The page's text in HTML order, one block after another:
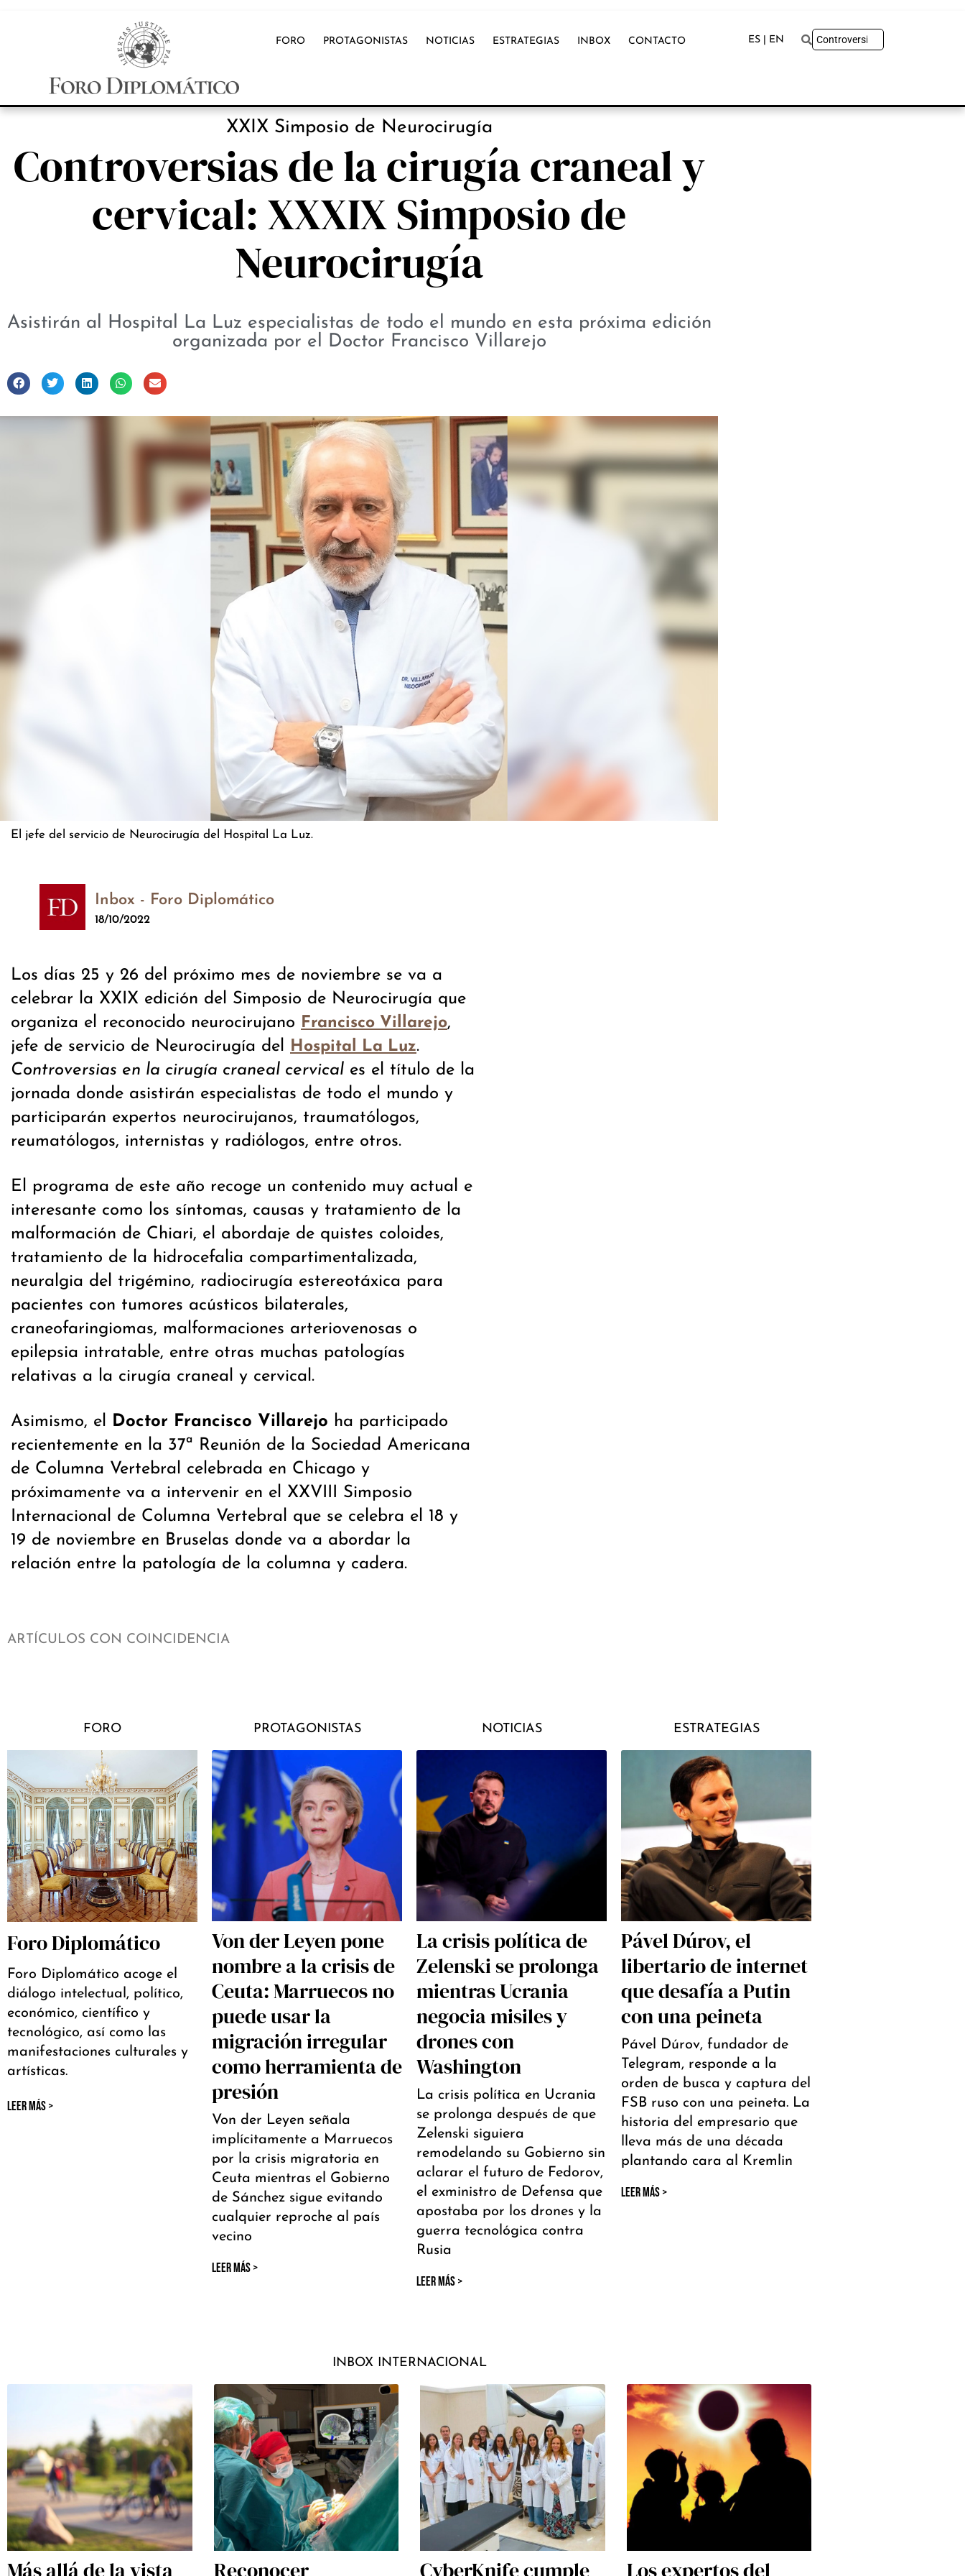
FORO PROTAGONISTAS NOTICIAS ESTRATEGIAS INBOX CONTACTO ES | EN
XXIX Simposio de Neurocirugía
Controversias de la cirugía craneal y
cervical: XXXIX Simposio de
Neurocirugía
Asistirán al Hospital La Luz especialistas de todo el mundo en esta próxima edición
organizada por el Doctor Francisco Villarejo
El jefe del servicio de Neurocirugía del Hospital La Luz.
Inbox - Foro Diplomático
18/10/2022
Los días 25 y 26 del próximo mes de noviembre se va a
celebrar la XXIX edición del Simposio de Neurocirugía que
organiza el reconocido neurocirujano Francisco Villarejo,
jefe de servicio de Neurocirugía del
Hospital La Luz.
Controversias en la cirugía craneal cervical es el título de la
jornada donde asistirán especialistas de todo el mundo y
participarán expertos neurocirujanos, traumatólogos,
reumatólogos, internistas y radiólogos, entre otros.
El programa de este año recoge un contenido muy actual e
interesante como los síntomas, causas y tratamiento de la
malformación de Chiari, el abordaje de quistes coloides,
tratamiento de la hidrocefalia compartimentalizada,
neuralgia del trigémino, radiocirugía estereotáxica para
pacientes con tumores acústicos bilaterales,
craneofaringiomas, malformaciones arteriovenosas o
epilepsia intratable, entre otras muchas patologías
relativas a la cirugía craneal y cervical.
Asimismo, el Doctor Francisco Villarejo ha participado
recientemente en la 37ª Reunión de la Sociedad Americana
de Columna Vertebral celebrada en Chicago y
próximamente va a intervenir en el XXVIII Simposio
Internacional de Columna Vertebral que se celebra el 18 y
19 de noviembre en Bruselas donde va a abordar la
relación entre la patología de la columna y cadera.
ARTÍCULOS CON COINCIDENCIA
FORO
Foro Diplomático
Foro Diplomático acoge el
diálogo intelectual, político,
económico, científico y
tecnológico, así como las
manifestaciones culturales y
artísticas.
LEER MÁS >
PROTAGONISTAS
Von der Leyen pone
nombre a la crisis de
Ceuta: Marruecos no
puede usar la
migración irregular
como herramienta de
presión
Von der Leyen señala
implícitamente a Marruecos
por la crisis migratoria en
Ceuta mientras el Gobierno
de Sánchez sigue evitando
cualquier reproche al país
vecino
LEER MÁS >
NOTICIAS
La crisis política de
Zelenski se prolonga
mientras Ucrania
negocia misiles y
drones con
Washington
La crisis política en Ucrania
se prolonga después de que
Zelenski siguiera
remodelando su Gobierno sin
aclarar el futuro de Fedorov,
el exministro de Defensa que
apostaba por los drones y la
guerra tecnológica contra
Rusia
LEER MÁS >
ESTRATEGIAS
Pável Dúrov, el
libertario de internet
que desafía a Putin
con una peineta
Pável Dúrov, fundador de
Telegram, responde a la
orden de busca y captura del
FSB ruso con una peineta. La
historia del empresario que
lleva más de una década
plantando cara al Kremlin
LEER MÁS >
INBOX INTERNACIONAL
Más allá de la vista Reconocer CyberKnife cumple Los expertos del